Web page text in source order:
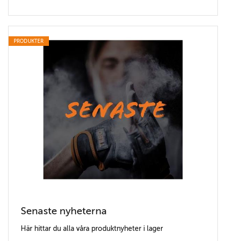
PRODUKTER
Senaste nyheterna
Här hittar du alla våra produktnyheter i lager